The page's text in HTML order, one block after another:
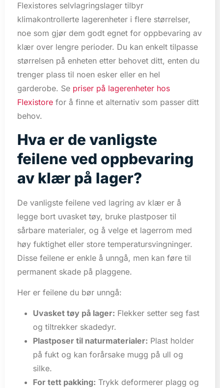
Flexistores selvlagringslager tilbyr
klimakontrollerte lagerenheter i flere størrelser,
noe som gjør dem godt egnet for oppbevaring av
klær over lengre perioder. Du kan enkelt tilpasse
størrelsen på enheten etter behovet ditt, enten du
trenger plass til noen esker eller en hel
garderobe. Se priser på lagerenheter hos
Flexistore for å finne et alternativ som passer ditt
behov.
Hva er de vanligste
feilene ved oppbevaring
av klær på lager?
De vanligste feilene ved lagring av klær er å
legge bort uvasket tøy, bruke plastposer til
sårbare materialer, og å velge et lagerrom med
høy fuktighet eller store temperatursvingninger.
Disse feilene er enkle å unngå, men kan føre til
permanent skade på plaggene.
Her er feilene du bør unngå:
Uvasket tøy på lager: Flekker setter seg fast
og tiltrekker skadedyr.
Plastposer til naturmaterialer: Plast holder
på fukt og kan forårsake mugg på ull og
silke.
For tett pakking: Trykk deformerer plagg og